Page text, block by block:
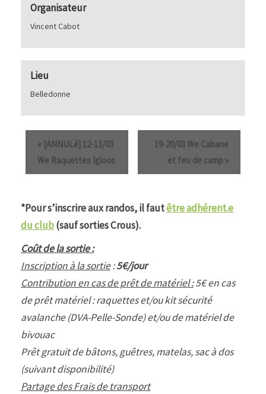
Organisateur
Vincent Cabot
Lieu
Belledonne
« [ANNULé] 12-13/03
We Raquettes Igloos
19-20/03 We Cabane
et feu de camp »
*Pour s’inscrire aux randos, il fautêtre adhérent.e
du club(sauf sorties Crous).
Coût de la sortie :
Inscription à la sortie:5€/jour
Contribution en cas de prêt de matériel :5€ en cas
de prêt matériel : raquettes et/ou kit sécurité
avalanche (DVA-Pelle-Sonde) et/ou de matériel de
bivouac
Prêt gratuit de bâtons, guêtres, matelas, sac à dos
(suivant disponibilité)
Partage des Frais de transport